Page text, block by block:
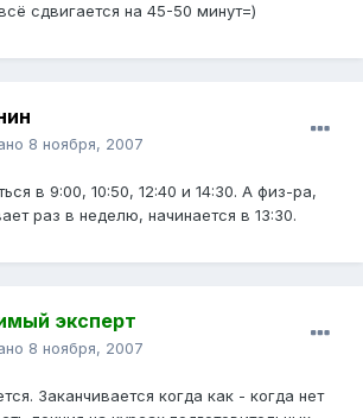
сдвигается на 45-50 минут=)
8 ноября, 2007
в 9:00, 10:50, 12:40 и 14:30. А физ-ра,
раз в неделю, начинается в 13:30.
эксперт
8 ноября, 2007
Заканчивается когда как - когда нет